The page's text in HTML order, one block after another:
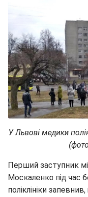
У Львові медики
Перший заступник
Москаленко під час
поліклініки